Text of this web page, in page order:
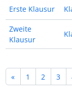
Erste Klausur
Zweite
Klausur
« 1 2 3